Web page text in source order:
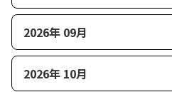
2026年 09月
2026年 10月